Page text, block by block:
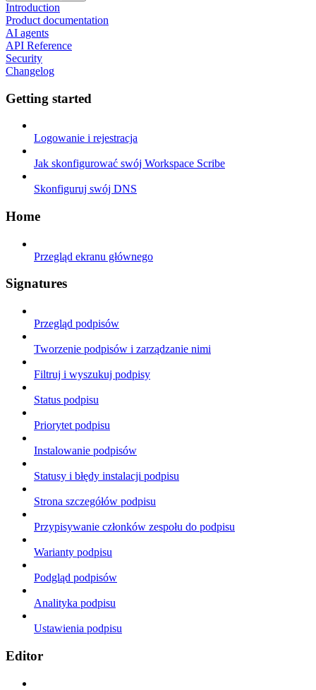
Introduction
Product documentation
AI agents
API Reference
Security
Changelog
Getting started
Logowanie i rejestracja
Jak skonfigurować swój Workspace Scribe
Skonfiguruj swój DNS
Home
Przegląd ekranu głównego
Signatures
Przegląd podpisów
Tworzenie podpisów i zarządzanie nimi
Filtruj i wyszukuj podpisy
Status podpisu
Priorytet podpisu
Instalowanie podpisów
Statusy i błędy instalacji podpisu
Strona szczegółów podpisu
Przypisywanie członków zespołu do podpisu
Warianty podpisu
Podgląd podpisów
Analityka podpisu
Ustawienia podpisu
Editor